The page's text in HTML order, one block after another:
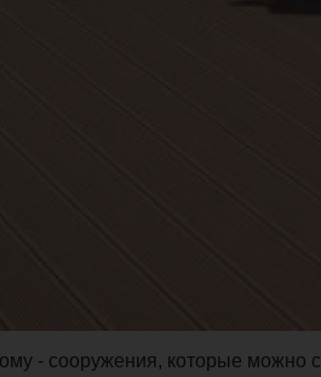
- сооружения, которые можно